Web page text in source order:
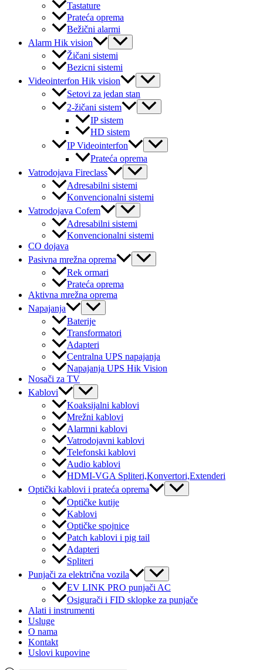
Tastature
Prateća oprema
Bežični alarmi
Alarm Hik vision
Menu
Toggle
Žičani sistemi
Bezicni sistemi
Videointerfon Hik vision
Menu
Toggle
Setovi za jedan stan
2-žičani sistem
Menu
Toggle
IP sistem
HD sistem
IP Videointerfon
Menu
Toggle
Prateća oprema
Vatrodojava Fireclass
Menu
Toggle
Adresabilni sistemi
Konvencionalni sistemi
Vatrodojava Cofem
Menu
Toggle
Adresabilni sistemi
Konvencionalni sistemi
CO dojava
Pasivna mrežna oprema
Menu
Toggle
Rek ormari
Prateća oprema
Aktivna mrežna oprema
Napajanja
Menu
Toggle
Baterije
Transformatori
Adapteri
Centralna UPS napajanja
Napajanja UPS Hik Vision
Nosači za TV
Kablovi
Menu
Toggle
Koaksijalni kablovi
Mrežni kablovi
Alarmni kablovi
Vatrodojavni kablovi
Telefonski kablovi
Audio kablovi
HDMI-VGA Spliteri,Konvertori,Extenderi
Optički kablovi i prateća oprema
Menu
Toggle
Optičke kutije
Kablovi
Optičke spojnice
Patch kablovi i pig tail
Adapteri
Spliteri
Punjači za električna vozila
Menu
Toggle
EV LINK PRO punjači AC
Osigurači i FID sklopke za punjače
Alati i instrumenti
Usluge
O nama
Kontakt
Uslovi kupovine